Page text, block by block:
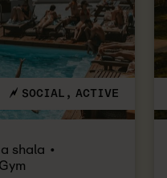
SOCIAL ACTIVE
shala
Gym